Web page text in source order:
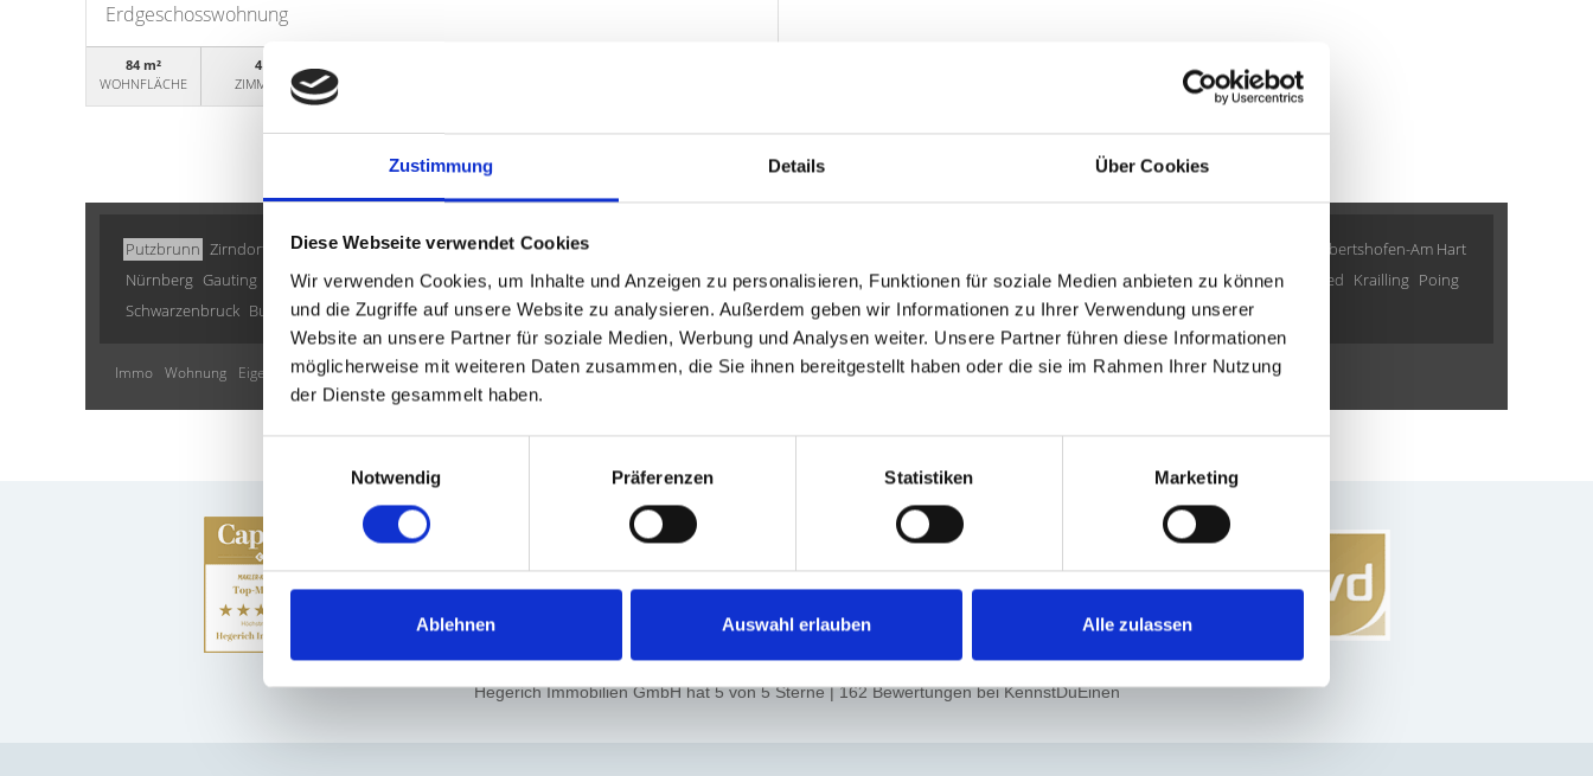
Zustimmung Details Über Cookies
Diese Webseite verwendet Cookies
Wir verwenden Cookies, um Inhalte und Anzeigen zu personalisieren, Funktionen für soziale Medien anbieten zu können
und die Zugriffe auf unsere Website zu analysieren. Außerdem geben wir Informationen zu Ihrer Verwendung unserer
Website an unsere Partner für soziale Medien, Werbung und Analysen weiter. Unsere Partner führen diese Informationen
möglicherweise mit weiteren Daten zusammen, die Sie ihnen bereitgestellt haben oder die sie im Rahmen Ihrer Nutzung
der Dienste gesammelt haben.
Notwendig
Präferenzen Statistiken Marketing
Ablehnen Auswahl erlauben Alle zulassen
Erdgeschosswohnung
84 m²
WOHNFLÄCHE
4
ZIMMER
OBJEKTNUMMER
Putzbrunn Zirndorf Erlangen München / Trudering München-Lerchenau
München / Milbertshofen-Am Hart
Nürnberg Gauting Ammerndorf Puschendorf Illesheim Höhenkirchen-Siegertsbrunn Germering Gräfelfing Freystadt Taufkirchen Haar Ingolstadt Planegg Landsberied Krailling Poing
Schwarzenbruck Burgthann Cadolzburg Dachau Gilching Immobilienverkauf München Makler Nürnberg Wohnungverkauf Fürth weitere Orte
Immo Wohnung Eigentumswohnungen Eigentumswohnung Wohnungssuche Immobilien Wohnungsanzeigen Immobilienkauf kaufen Immobilie Wohnungen
Hegerich Immobilien GmbHhat5von5Sterne|162Bewertungenbei KennstDuEinen